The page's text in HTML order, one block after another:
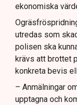
ekonomiska
utredas som
polisen ska
krävs att brottet
konkreta bevis
– Anmälningar
upptagna och